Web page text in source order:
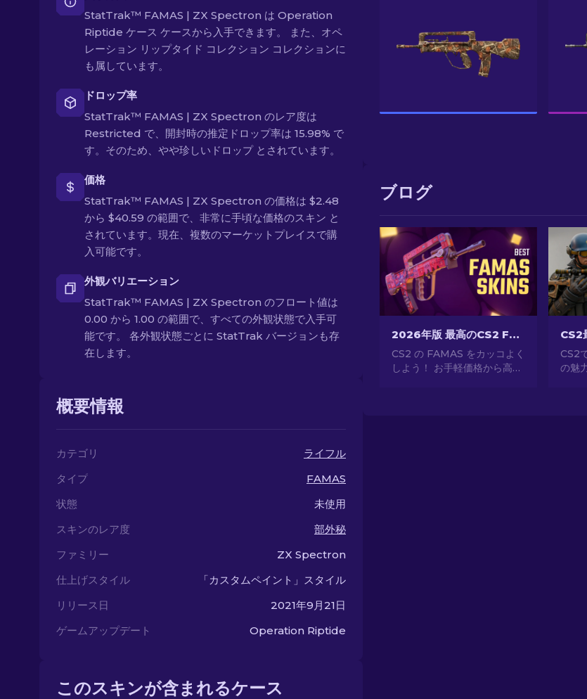
StatTrak™ FAMAS | ZX Spectron は Operation
Riptide ケース ケースから入手できます。 また、オペ
レーション リップタイド コレクション コレクションに
も属しています。
ドロップ率
StatTrak™ FAMAS | ZX Spectron のレア度は
Restricted で、開封時の推定ドロップ率は 15.98% で
す。そのため、やや珍しいドロップ とされています。
価格
StatTrak™ FAMAS | ZX Spectron の価格は $2.48
から $40.59 の範囲で、非常に手頃な価格のスキン と
されています。現在、複数のマーケットプレイスで購
入可能です。
外観バリエーション
StatTrak™ FAMAS | ZX Spectron のフロート値は
0.00 から 1.00 の範囲で、すべての外観状態で入手可
能です。 各外観状態ごとに StatTrak バージョンも存
在します。
概要情報
カテゴリ
ライフル
タイプ
FAMAS
状態
未使用
スキンのレア度
部外秘
ファミリー
ZX Spectron
仕上げスタイル
「カスタムペイント」スタイル
リリース日
2021年9月21日
ゲームアップデート
Operation Riptide
このスキンが含まれるケース
ブログ
2026年版 最高のCS2 FAMASスキン：安価なものから最も高価なものまで
CS2 の FAMAS をカッコよく
しよう！ お手軽価格から高級
CS2
の魅